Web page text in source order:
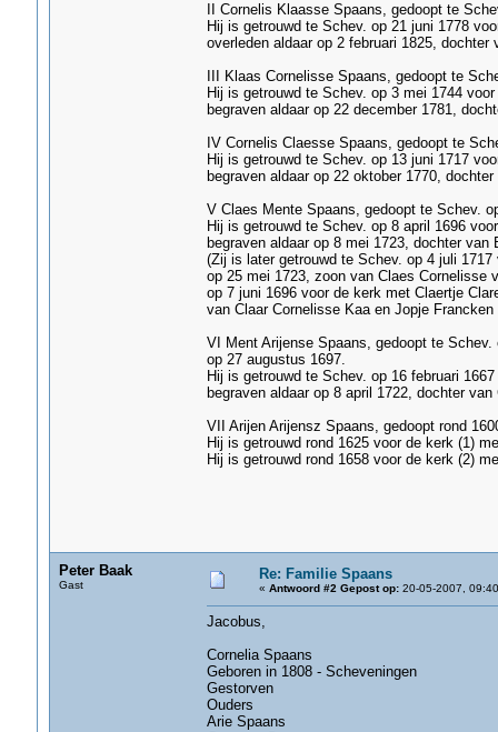
II Cornelis Klaasse Spaans, gedoopt te
Hij is getrouwd te Schev. op 21 juni 1778
overleden aldaar op 2 februari 1825,
III Klaas Cornelisse Spaans, gedoopt te
Hij is getrouwd te Schev. op 3 mei 1744
begraven aldaar op 22 december 1781,
IV Cornelis Claesse Spaans, gedoopt te
Hij is getrouwd te Schev. op 13 juni 1717
begraven aldaar op 22 oktober 1770,
V Claes Mente Spaans, gedoopt te Schev.
Hij is getrouwd te Schev. op 8 april 1696
begraven aldaar op 8 mei 1723, dochter
(Zij is later getrouwd te Schev. op 4 juli
op 25 mei 1723, zoon van Claes Cornelisse
op 7 juni 1696 voor de kerk met Claertje
van Claar Cornelisse Kaa en Jopje Francken
VI Ment Arijense Spaans, gedoopt te
op 27 augustus 1697.
Hij is getrouwd te Schev. op 16 februari
begraven aldaar op 8 april 1722, dochter
VII Arijen Arijensz Spaans, gedoopt rond
Hij is getrouwd rond 1625 voor de kerk (1)
Hij is getrouwd rond 1658 voor de kerk (2)
Peter Baak
Gast
Re: Familie Spaans
« Antwoord #2 Gepost op:20-05-2007,
Jacobus,
Cornelia Spaans
Geboren in 1808 - Scheveningen
Gestorven
Ouders
Arie Spaans